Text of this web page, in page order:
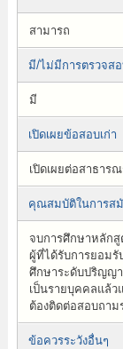
สามารถ
มี/ไม่มีการตรวจส
มี
เปิดเผยข้อสอบเก่า
เปิดเผยต่อสาธาร
คุณสมบัติในการส
จบการศึกษาหลัก
ผู้ที่ได้รับการยอมรั
ศึกษาระดับปริญญ
เป็นรายบุคคลแล้ว
ต้องติดต่อสอบถาม
ข้อควรระวังอื่นๆ